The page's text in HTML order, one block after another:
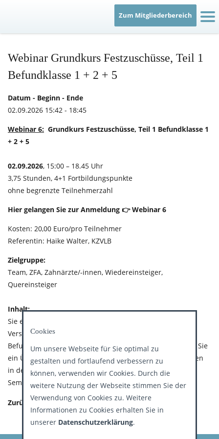
Zum Mitgliederbereich
Webinar Grundkurs Festzuschüsse, Teil 1
Befundklasse 1 + 2 + 5
Datum - Beginn - Ende
02.09.2026 15:42 - 18:45
Webinar 6: Grundkurs Festzuschüsse, Teil 1 Befundklasse 1
+ 2 + 5
02.09.2026, 15:00 – 18.45 Uhr
3,75 Stunden, 4+1 Fortbildungspunkte
ohne begrenzte Teilnehmerzahl
Hier gelangen Sie zur Anmeldung 👉Webinar 6
Kosten: 20,00 Euro/pro Teilnehmer
Referentin: Haike Walter, KZVLB
Zielgruppe:
Team, ZFA, Zahnärzte/-innen, Wiedereinsteiger,
Quereinsteiger
Inhalt:
Sie erhalten Informationen zu rechtlichen Grundlagen,
Versorgungsformen, Richtlinien
Befundklassen/Festzuschüssen. Darüber hinaus erwartet Sie
ein Übungsteil mit gemeinsamer Erarbeitung der Lösungen
in der Gruppe. So können Sie selbst testen ob Sie die
Seminarinhalte verstanden haben.
Zurück
Cookies
Um unsere Webseite für Sie optimal zu
gestalten und fortlaufend verbessern zu
können, verwenden wir Cookies. Durch die
weitere Nutzung der Webseite stimmen Sie der
Verwendung von Cookies zu. Weitere
Informationen zu Cookies erhalten Sie in
unserer Datenschutzerklärung.